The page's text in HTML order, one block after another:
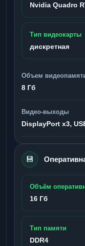
Nvidia Quadro
Тип видеокарты
дискретная
Объем
8 Гб
Видео-выходы
DisplayPort x3,
💾
Объём
16 Гб
Тип памяти
DDR4